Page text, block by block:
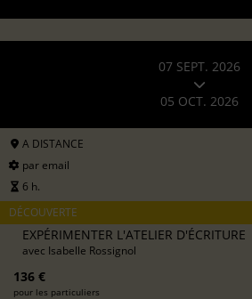
07 SEPT. 2026
05 OCT. 2026
A DISTANCE
par email
6 h.
DÉCOUVERTE
EXPÉRIMENTER L'ATELIER D'ÉCRITURE
avec Isabelle Rossignol
136 €
pour les particuliers